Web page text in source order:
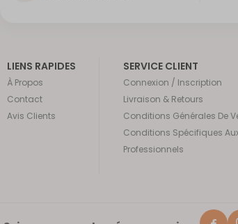
LIENS RAPIDES
À Propos
Contact
Avis Clients
SERVICE CLIENT
Connexion / Inscription
Livraison & Retours
Conditions Générales De
Conditions Spécifiques
Professionnels